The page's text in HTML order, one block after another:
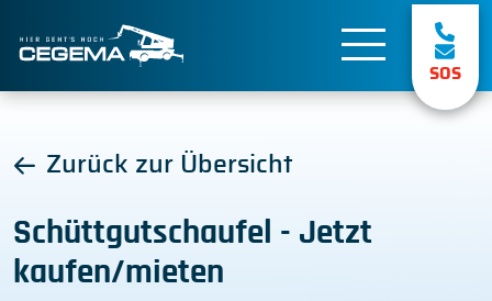
SOS
Zurück zur Übersicht
Schüttgutschaufel - Jetzt
kaufen/mieten